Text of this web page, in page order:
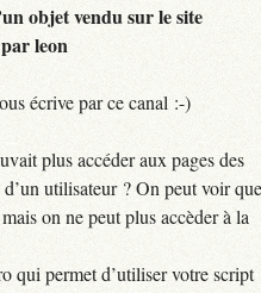
objet vendu sur le site
parleon
écrive par ce canal :-)
plus accéder aux pages des
utilisateur ? On peut voir
on ne peut plus accèder à la
qui permet d’utiliser votre script